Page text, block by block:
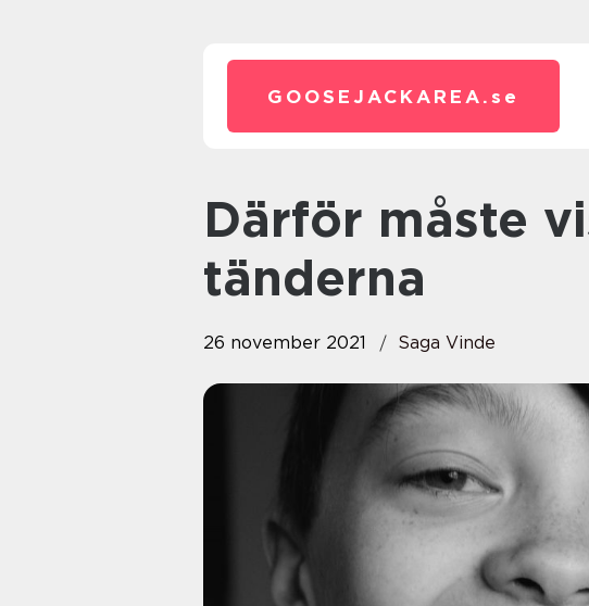
GOOSEJACKAREA. se
Därför måste vissa reglera
tänderna
26 november 2021 Saga Vinde